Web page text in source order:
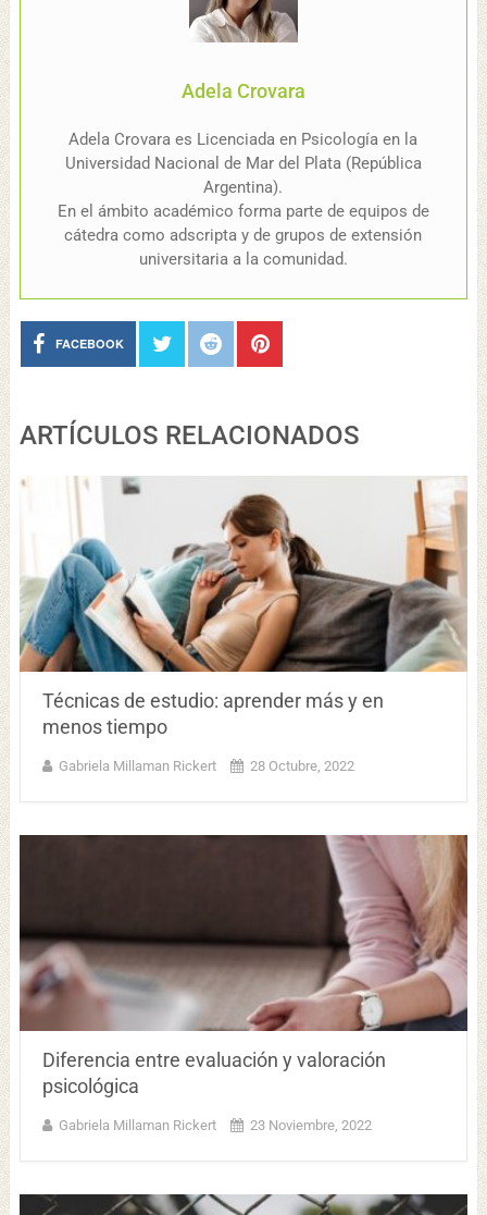
Adela Crovara
Adela Crovara es Licenciada en Psicología en la
Universidad Nacional de Mar del Plata (República
Argentina).
En el ámbito académico forma parte de equipos de
cátedra como adscripta y de grupos de extensión
universitaria a la comunidad.
FACEBOOK
ARTÍCULOS RELACIONADOS
Técnicas de estudio: aprender más y en
menos tiempo
Gabriela Millaman Rickert 28 Octubre, 2022
Diferencia entre evaluación y valoración
psicológica
Gabriela Millaman Rickert 23 Noviembre, 2022